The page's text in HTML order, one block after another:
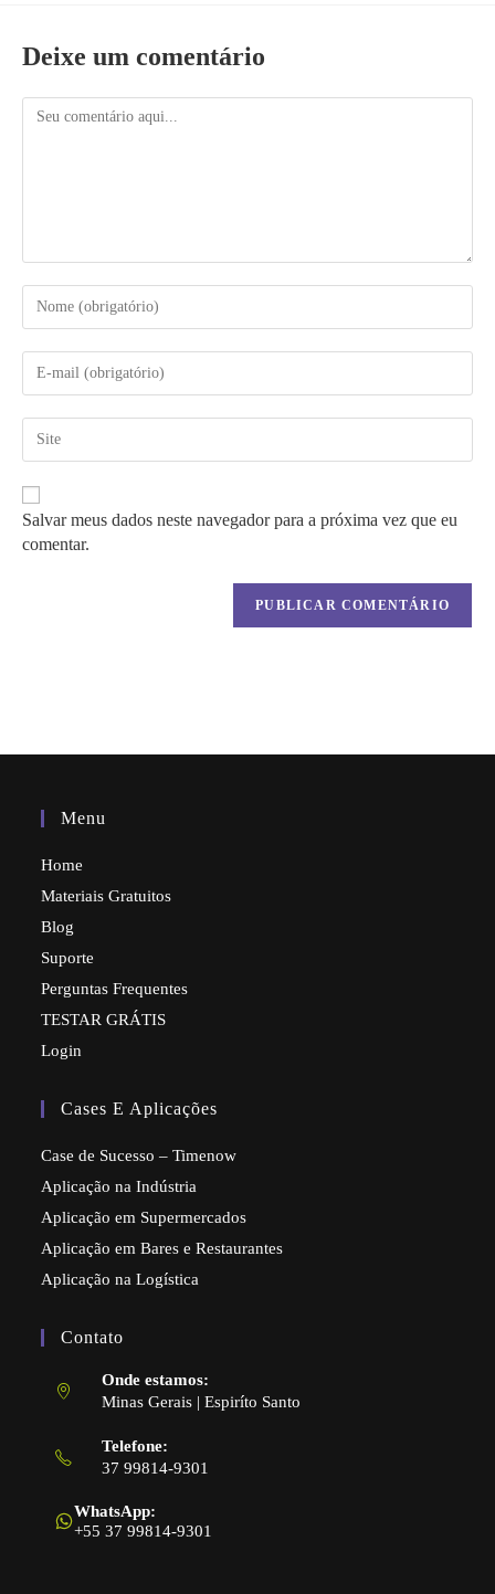
Deixe um comentário
seu
ou
nome
de
usuário
para
comentar
seu
de
mail
para
comentar
do
seu
site
(opcional)
Salvar meus dados neste navegador para a próxima vez que eu
comentar.
Menu
Home
Materiais Gratuitos
Blog
Suporte
Perguntas Frequentes
TESTAR GRÁTIS
Login
Cases E Aplicações
Case de Sucesso – Timenow
Aplicação na Indústria
Aplicação em Supermercados
Aplicação em Bares e Restaurantes
Aplicação na Logística
Contato
Onde estamos:
Minas Gerais | Espiríto Santo
Telefone:
37 99814-9301
seu
aplicativo
WhatsApp:
+55 37 99814-9301